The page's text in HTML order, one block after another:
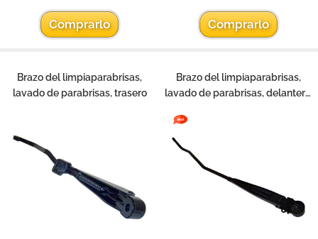
Comprarlo Comprarlo
Brazo del limpiaparabrisas,
lavado de parabrisas, trasero
Brazo del limpiaparabrisas,
lavado de parabrisas, delantero,